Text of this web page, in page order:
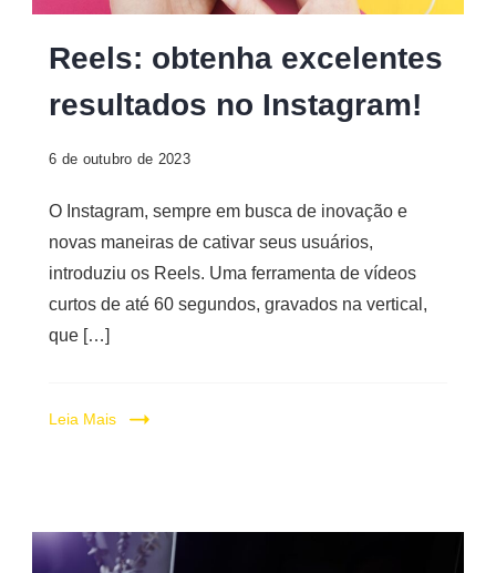
excelentes
resultados
Instagram
Reels: obtenha excelentes
resultados no Instagram!
6 de outubro de 2023
O Instagram, sempre em busca de inovação e
novas maneiras de cativar seus usuários,
introduziu os Reels. Uma ferramenta de vídeos
curtos de até 60 segundos, gravados na vertical,
que […]
Leia Mais